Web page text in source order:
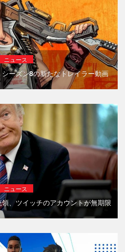
ニュース
ーズン8の新たなトレイラー動画
ニュース
、ツイッチのアカウントが無期限